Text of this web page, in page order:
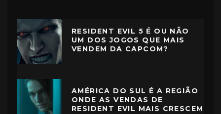
RESIDENT EVIL 5 É OU NÃO
UM DOS JOGOS QUE MAIS
VENDEM DA CAPCOM?
AMÉRICA DO SUL É A REGIÃO
ONDE AS VENDAS DE
RESIDENT EVIL MAIS CRESCEM